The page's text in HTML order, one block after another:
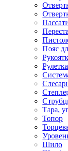
Пояс
Рулетка
Тара,
Топор
Шило